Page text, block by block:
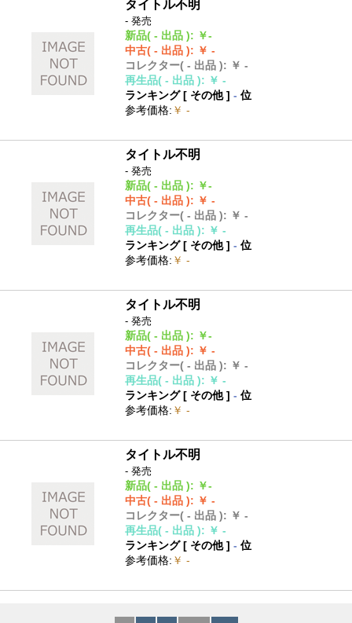
タイトル不明
- 発売
新品( - 出品 ): ￥-
中古( - 出品 ): ￥ -
コレクター( - 出品 ): ￥ -
再生品( - 出品 ): ￥ -
ランキング [ その他]- 位
参考価格: ￥ -
タイトル不明
- 発売
新品( - 出品 ): ￥-
中古( - 出品 ): ￥ -
コレクター( - 出品 ): ￥ -
再生品( - 出品 ): ￥ -
ランキング [ その他]- 位
参考価格: ￥ -
タイトル不明
- 発売
新品( - 出品 ): ￥-
中古( - 出品 ): ￥ -
コレクター( - 出品 ): ￥ -
再生品( - 出品 ): ￥ -
ランキング [ その他]- 位
参考価格: ￥ -
タイトル不明
- 発売
新品( - 出品 ): ￥-
中古( - 出品 ): ￥ -
コレクター( - 出品 ): ￥ -
再生品( - 出品 ): ￥ -
ランキング [ その他]- 位
参考価格: ￥ -